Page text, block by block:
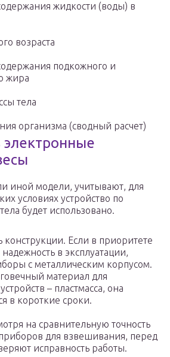
жидкости (воды) в
возраста
подкожного и
жира
тела
организма (сводный расчет)
электронные
иной модели, учитывают, для
условиях устройство по
будет использовано.
конструкции. Если в приоритете
в эксплуатации,
с металлическим корпусом.
материал для
– пластмасса, она
в короткие сроки.
на сравнительную точность
для взвешивания, перед
исправность работы.